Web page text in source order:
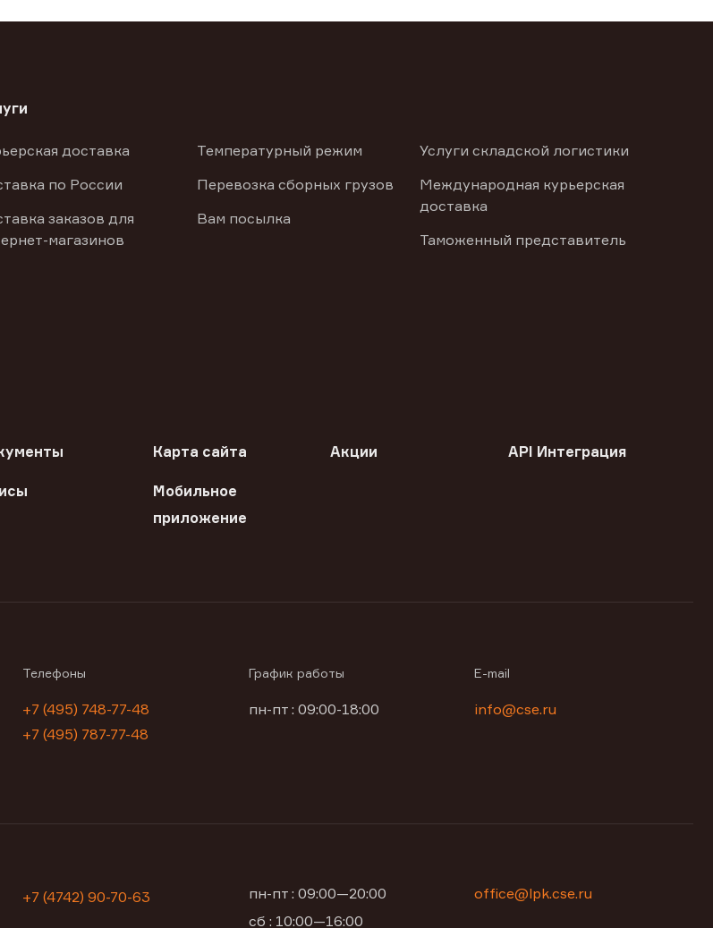
доставка
по России
заказов для
магазинов
Температурный режим
Перевозка сборных грузов
Вам посылка
Услуги складской логистики
Международная курьерская
доставка
Таможенный представитель
Карта сайта Акции API Интеграция
Мобильное
приложение
Телефоны
+7 (495) 748-77-48
+7 (495) 787-77-48
График работы
пн-пт : 09:00-18:00
E-mail
info@cse.ru
+7 (4742) 90-70-63
пн-пт : 09:00—20:00
сб : 10:00—16:00
office@lpk.cse.ru